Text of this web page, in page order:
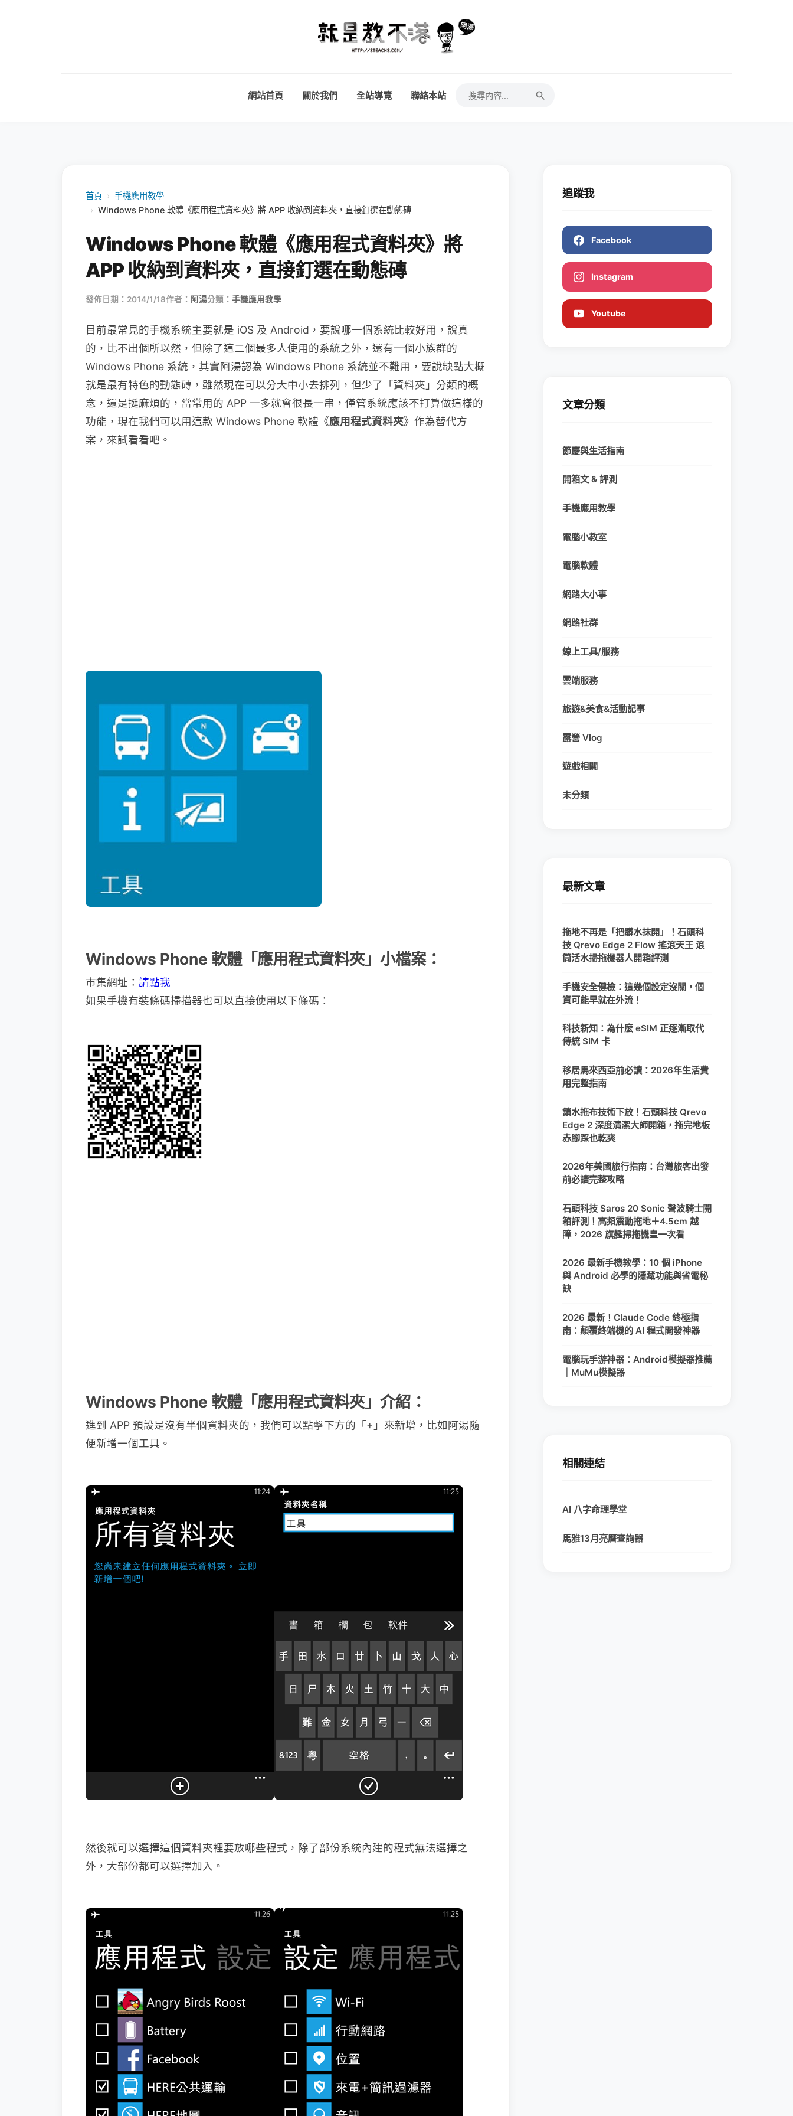
網站首頁 關於我們 全站導覽 聯絡本站
首頁 › 手機應用教學
› Windows Phone 軟體《應用程式資料夾》將 APP 收納到資料夾，直接釘選在動態磚
Windows Phone 軟體《應用程式資料夾》將
APP 收納到資料夾，直接釘選在動態磚
發佈日期：2014/1/18作者： 阿湯分類： 手機應用教學
目前最常見的手機系統主要就是 iOS 及 Android，要說哪一個系統比較好用，說真
的，比不出個所以然，但除了這二個最多人使用的系統之外，還有一個小族群的
Windows Phone 系統，其實阿湯認為 Windows Phone 系統並不難用，要說缺點大概
就是最有特色的動態磚，雖然現在可以分大中小去排列，但少了「資料夾」分類的概
念，還是挺麻煩的，當常用的 APP 一多就會很長一串，僅管系統應該不打算做這樣的
功能，現在我們可以用這款 Windows Phone 軟體《應用程式資料夾》作為替代方
案，來試看看吧。
Windows Phone 軟體「應用程式資料夾」小檔案：
市集網址： 請點我
如果手機有裝條碼掃描器也可以直接使用以下條碼：
Windows Phone 軟體「應用程式資料夾」介紹：
進到 APP 預設是沒有半個資料夾的，我們可以點擊下方的「+」來新增，比如阿湯隨
便新增一個工具。
然後就可以選擇這個資料夾裡要放哪些程式，除了部份系統內建的程式無法選擇之
外，大部份都可以選擇加入。
追蹤我
Facebook
Instagram
Youtube
文章分類
節慶與生活指南
開箱文 & 評測
手機應用教學
電腦小教室
電腦軟體
網路大小事
網路社群
線上工具/服務
雲端服務
旅遊&美食&活動記事
露營 Vlog
遊戲相關
未分類
最新文章
拖地不再是「把髒水抹開」！石頭科
技 Qrevo Edge 2 Flow 搖滾天王 滾
筒活水掃拖機器人開箱評測
手機安全健檢：這幾個設定沒關，個
資可能早就在外流！
科技新知：為什麼 eSIM 正逐漸取代
傳統 SIM 卡
移居馬來西亞前必讀：2026年生活費
用完整指南
鎖水拖布技術下放！石頭科技 Qrevo
Edge 2 深度清潔大師開箱，拖完地板
赤腳踩也乾爽
2026年美國旅行指南：台灣旅客出發
前必讀完整攻略
石頭科技 Saros 20 Sonic 聲波騎士開
箱評測！高頻震動拖地＋4.5cm 越
障，2026 旗艦掃拖機皇一次看
2026 最新手機教學：10 個 iPhone
與 Android 必學的隱藏功能與省電秘
訣
2026 最新！Claude Code 終極指
南：顛覆終端機的 AI 程式開發神器
電腦玩手游神器：Android模擬器推薦
｜MuMu模擬器
相關連結
AI 八字命理學堂
馬雅13月亮曆查詢器